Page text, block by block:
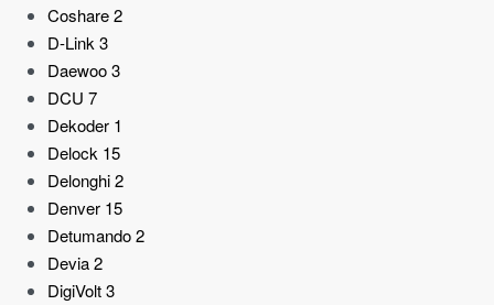
Coshare2
D-Link3
Daewoo3
DCU 7
Dekoder 1
Delock 15
Delonghi2
Denver 15
Detumando2
Devia2
DigiVolt3